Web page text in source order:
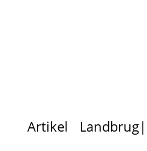
Artikel Landbrug|